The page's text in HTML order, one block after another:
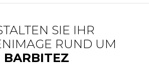
SIE IHR
RUND UM
BARBITEZ